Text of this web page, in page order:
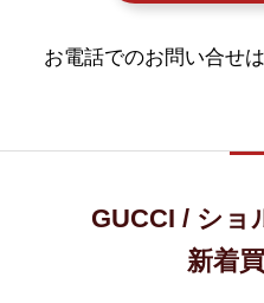
お電話でのお問い合せ
GUCCI / ショ
新着